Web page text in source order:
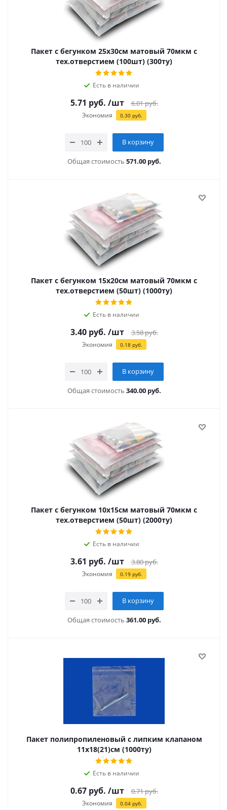
Пакет с бегунком 25х30см матовый 70мкм с
тех.отверстием (100шт) (300ту)
Есть в наличии
5.71 руб. /шт 6.01руб.
Экономия 0.30руб.
В корзину
Общая стоимость 571.00 руб.
Пакет с бегунком 15х20см матовый 70мкм с
тех.отверстием (50шт) (1000ту)
Есть в наличии
3.40руб. /шт 3.58руб.
Экономия 0.18руб.
В корзину
Общая стоимость 340.00 руб.
Пакет с бегунком 10х15см матовый 70мкм с
тех.отверстием (50шт) (2000ту)
Есть в наличии
3.61 руб. /шт 3.80руб.
Экономия 0.19руб.
В корзину
Общая стоимость 361.00 руб.
Пакет полипропиленовый с липким клапаном
11х18(21)см (1000ту)
Есть в наличии
0.67руб. /шт 0.71руб.
Экономия 0.04руб.